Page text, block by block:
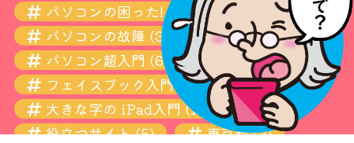
パソコンの困った! お悩み解決超入門(13)
パソコンの故障 (3)
パソコン超入門 (6)
フェイスブック入門 (4)
大きな字の iPad入門 (10)
役立つサイト(5) 東京都(3)